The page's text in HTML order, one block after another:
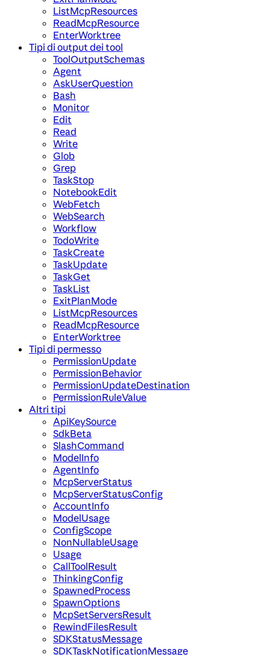
ListMcpResources
ReadMcpResource
EnterWorktree
Tipi di output dei tool
ToolOutputSchemas
Agent
AskUserQuestion
Bash
Monitor
Edit
Read
Write
Glob
Grep
TaskStop
NotebookEdit
WebFetch
WebSearch
Workflow
TodoWrite
TaskCreate
TaskUpdate
TaskGet
TaskList
ExitPlanMode
ListMcpResources
ReadMcpResource
EnterWorktree
Tipi di permesso
PermissionUpdate
PermissionBehavior
PermissionUpdateDestination
PermissionRuleValue
Altri tipi
ApiKeySource
SdkBeta
SlashCommand
ModelInfo
AgentInfo
McpServerStatus
McpServerStatusConfig
AccountInfo
ModelUsage
ConfigScope
NonNullableUsage
Usage
CallToolResult
ThinkingConfig
SpawnedProcess
SpawnOptions
McpSetServersResult
RewindFilesResult
SDKStatusMessage
SDKTaskNotificationMessage